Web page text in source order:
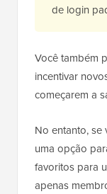
de login
Você também
incentivar
começarem a
No entanto, se
uma opção
favoritos para
apenas